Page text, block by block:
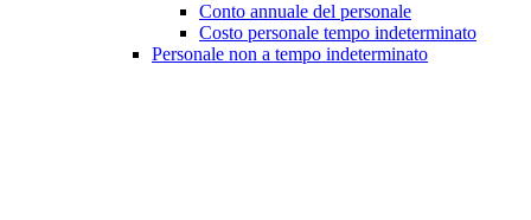
Conto annuale del personale
Costo personale tempo indeterminato
Personale non a tempo indeterminato